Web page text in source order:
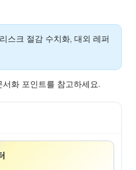
스크 절감 수치화, 대외 레퍼
서화 포인트를 참고하세요.